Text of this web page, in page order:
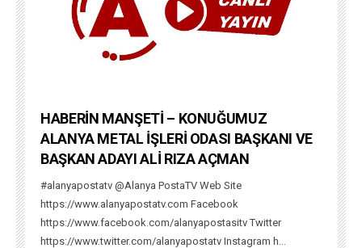
HABERİN MANŞETİ – KONUĞUMUZ
ALANYA METAL İŞLERİ ODASI BAŞKANI VE
BAŞKAN ADAYI ALİ RIZA AÇMAN
#alanyapostatv @Alanya PostaTV Web Site
https://www.alanyapostatv.com Facebook
https://www.facebook.com/alanyapostasitv Twitter
https://www.twitter.com/alanyapostatv Instagram h...